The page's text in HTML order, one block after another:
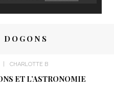
DOGONS
CHARLOTTE B
ET L’ASTRONOMIE